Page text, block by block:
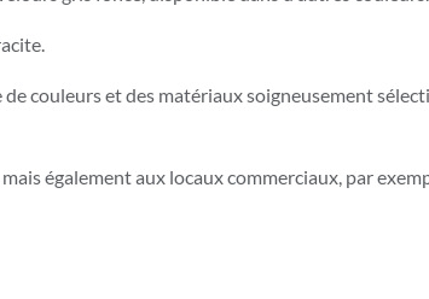
couleurs et des matériaux soigneusement
également aux locaux commerciaux, par